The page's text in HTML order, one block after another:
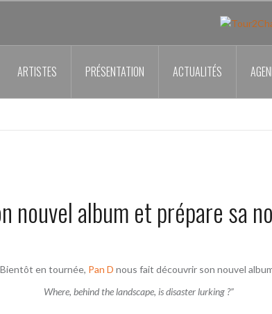
ARTISTES PRÉSENTATION ACTUALITÉS
nouvel album et prépare sa
Bientôt en tournée, Pan D nous fait découvrir son nouvel
Where, behind the landscape, is disaster lurking ?”